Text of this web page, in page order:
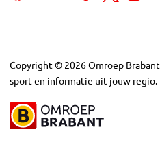
Copyright © 2026Omroep
sport en informatie uit jouw regio.